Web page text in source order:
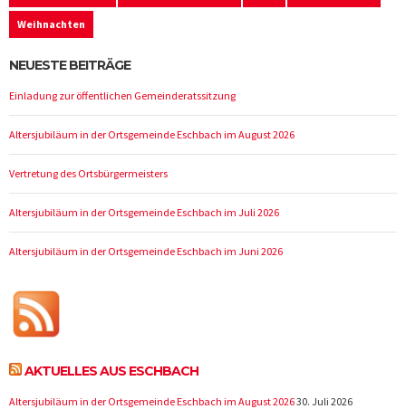
Weihnachten
NEUESTE BEITRÄGE
Einladung zur öffentlichen Gemeinderatssitzung
Altersjubiläum in der Ortsgemeinde Eschbach im August 2026
Vertretung des Ortsbürgermeisters
Altersjubiläum in der Ortsgemeinde Eschbach im Juli 2026
Altersjubiläum in der Ortsgemeinde Eschbach im Juni 2026
AKTUELLES AUS ESCHBACH
Altersjubiläum in der Ortsgemeinde Eschbach im August 202630. Juli 2026